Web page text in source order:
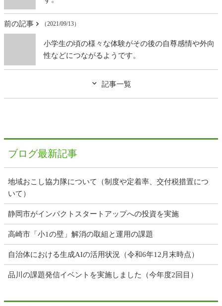
前の記事 （2021/09/13）
小学生の頃の様々な体験がその後の自尊感情や外向
性などにつながるようです。
記事一覧
ブログ最新記事
地域おこし協力隊について（制度や定着率、交付税措置につ
いて）
静岡市がインパクトスタートアップへの投資を実施
高崎市「小1の壁」解消の取組と運用の課題
自治体における生成AIの活用状況（令和6年12月末時点）
品川の課題発信イベントを実施しました（今年度2回目）